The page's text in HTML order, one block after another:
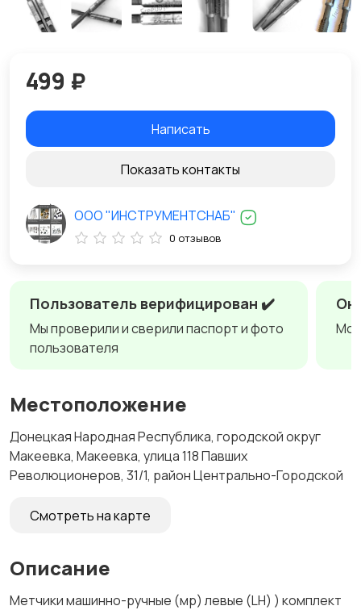
Пользователь верифицирован ✔️
Мы проверили и сверили паспорт и фото
пользователя
Местоположение
Донецкая Народная Республика, городской округ
Макеевка, Макеевка, улица 118 Павших
Революционеров, 31/1, район Центрально-Городской
Смотреть на карте
Описание
Метчики машинно-ручные (мр) левые (LH) ) комплект
499 ₽
Написать
Показать контакты
ООО "ИНСТРУМЕНТСНАБ"
0 отзывов